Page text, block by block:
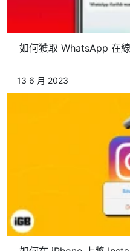
如何獲取 WhatsApp 在
13 6 月 2023